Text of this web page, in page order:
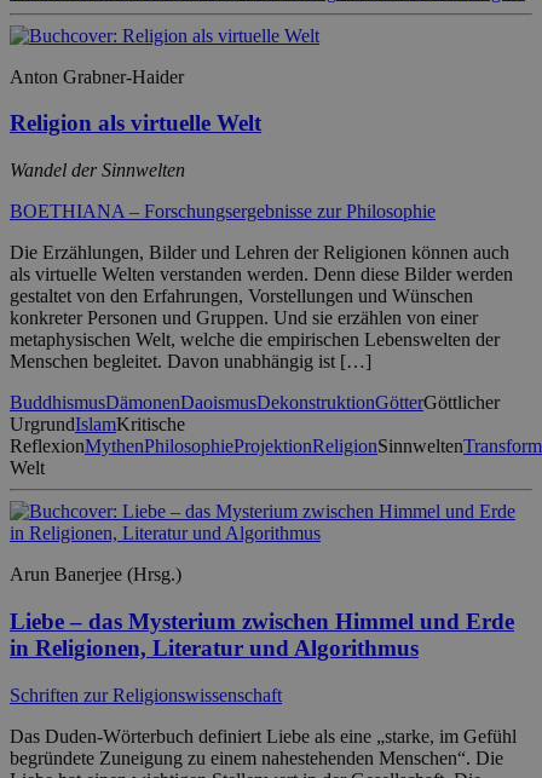
Anton Grabner-Haider
Religion als virtuelle Welt
Wandel der Sinnwelten
BOETHIANA – Forschungsergebnisse zur Philosophie
Die Erzählungen, Bilder und Lehren der Religionen können auch
als virtuelle Welten verstanden werden. Denn diese Bilder werden
gestaltet von den Erfahrungen, Vorstellungen und Wünschen
konkreter Personen und Gruppen. Und sie erzählen von einer
metaphysischen Welt, welche die empirischen Lebenswelten der
Menschen begleitet. Davon unabhängig ist […]
BuddhismusDämonenDaoismusDekonstruktionGötterGöttlicher
UrgrundIslamKritische
ReflexionMythenPhilosophieProjektionReligionSinnwelten
Welt
Arun Banerjee (Hrsg.)
Liebe – das Mysterium zwischen Himmel und Erde
in Religionen, Literatur und Algorithmus
Schriften zur Religionswissenschaft
Das Duden-Wörterbuch definiert Liebe als eine „starke, im Gefühl
begründete Zuneigung zu einem nahestehenden Menschen“. Die